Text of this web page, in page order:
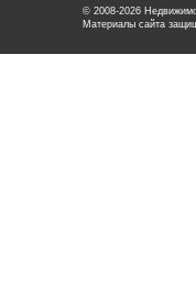
© 2008-2026
Материалы сайта